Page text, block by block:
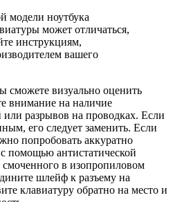
модели ноутбука
может отличаться,
инструкциям,
вашего
сможете визуально оценить
внимание на наличие
разрывов на проводках. Если
его следует заменить. Если
попробовать аккуратно
помощью антистатической
в изопропиловом
шлейф к разъему на
клавиатуру обратно на место и